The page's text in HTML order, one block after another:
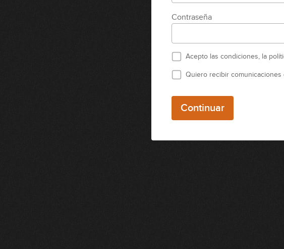
Contraseña
Acepto las condiciones, la
Quiero recibir comunicaciones
Continuar